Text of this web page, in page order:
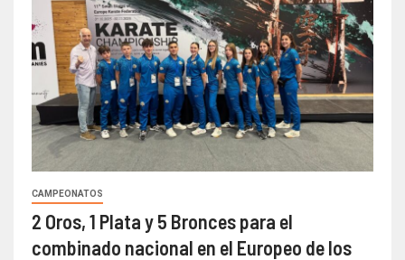
CAMPEONATOS
2 Oros, 1 Plata y 5 Bronces para el
combinado nacional en el Europeo de los